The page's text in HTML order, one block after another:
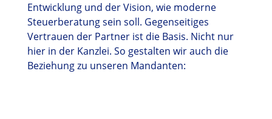
Entwicklung und der Vision, wie moderne
Steuerberatung sein soll. Gegenseitiges
Vertrauen der Partner ist die Basis. Nicht nur
hier in der Kanzlei. So gestalten wir auch die
Beziehung zu unseren Mandanten: